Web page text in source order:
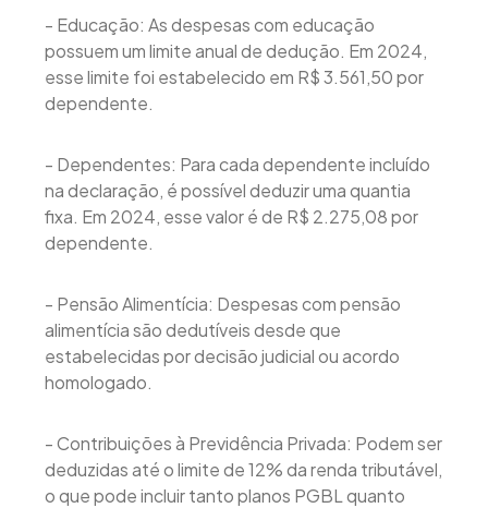
- Educação: As despesas com educação
possuem um limite anual de dedução. Em 2024,
esse limite foi estabelecido em R$ 3.561,50 por
dependente.
- Dependentes: Para cada dependente incluído
na declaração, é possível deduzir uma quantia
fixa. Em 2024, esse valor é de R$ 2.275,08 por
dependente.
- Pensão Alimentícia: Despesas com pensão
alimentícia são dedutíveis desde que
estabelecidas por decisão judicial ou acordo
homologado.
- Contribuições à Previdência Privada: Podem ser
deduzidas até o limite de 12% da renda tributável,
o que pode incluir tanto planos PGBL quanto